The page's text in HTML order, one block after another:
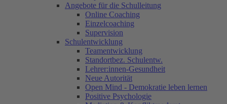
Angebote für die Schulleitung
Online Coaching
Einzelcoaching
Supervision
Schulentwicklung
Teamentwicklung
Standortbez. Schulentw.
Lehrer:innen-Gesundheit
Neue Autorität
Open Mind - Demokratie leben lernen
Positive Psychologie